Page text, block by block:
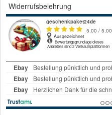
Widerrufsbelehrung